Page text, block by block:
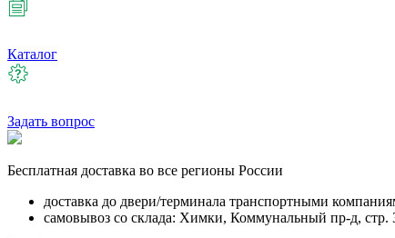
Каталог
Задать вопрос
Бесплатная доставка во все регионы России
доставка до двери/терминала транспортными
самовывоз со склада: Химки, Коммунальный пр-д, стр.